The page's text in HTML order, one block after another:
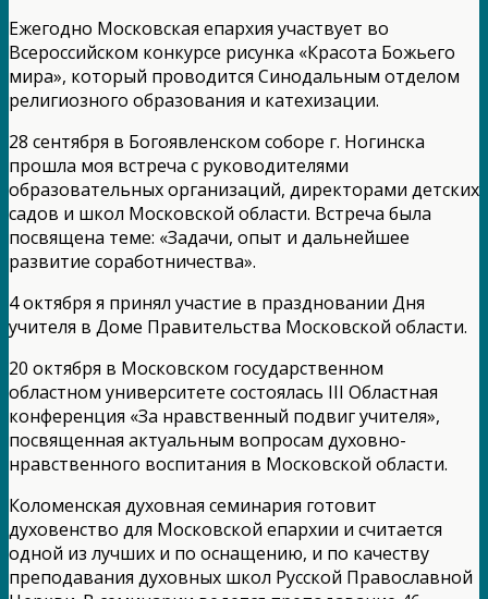
Ежегодно Московская епархия участвует во
Всероссийском конкурсе рисунка «Красота Божьего
мира», который проводится Синодальным отделом
религиозного образования и катехизации.
28 сентября в Богоявленском соборе г. Ногинска
прошла моя встреча с руководителями
образовательных организаций, директорами детских
садов и школ Московской области. Встреча была
посвящена теме: «Задачи, опыт и дальнейшее
развитие соработничества».
4 октября я принял участие в праздновании Дня
учителя в Доме Правительства Московской области.
20 октября в Московском государственном
областном университете состоялась III Областная
конференция «За нравственный подвиг учителя»,
посвященная актуальным вопросам духовно-
нравственного воспитания в Московской области.
Коломенская духовная семинария готовит
духовенство для Московской епархии и считается
одной из лучших и по оснащению, и по качеству
преподавания духовных школ Русской Православной